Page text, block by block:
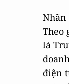
Nhãn
Theo
là
điện